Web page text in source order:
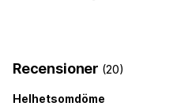
Orderhantering
Villkorlig logik Anpassade
Recensioner (20)
Helhetsomdöme